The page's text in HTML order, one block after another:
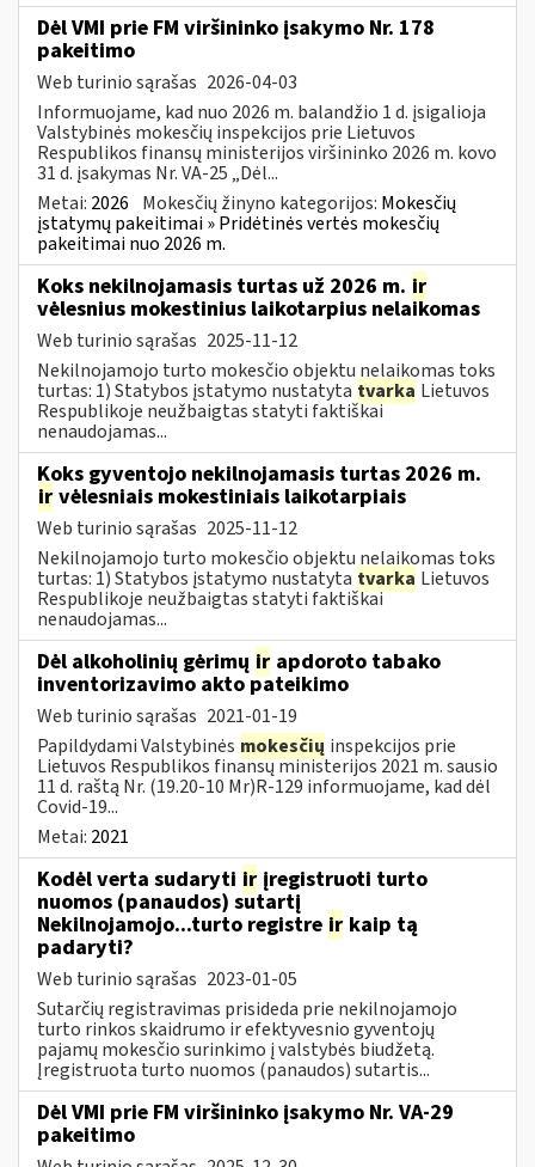
Dėl VMI prie FM viršininko įsakymo Nr. 178
pakeitimo
Web turinio sąrašas 2026-04-03
Informuojame, kad nuo 2026 m. balandžio 1 d. įsigalioja
Valstybinės mokesčių inspekcijos prie Lietuvos
Respublikos finansų ministerijos viršininko 2026 m. kovo
31 d. įsakymas Nr. VA-25 „Dėl...
Metai: 2026 Mokesčių žinyno kategorijos: Mokesčių
įstatymų pakeitimai » Pridėtinės vertės mokesčių
pakeitimai nuo 2026 m.
Koks nekilnojamasis turtas už 2026 m. ir
vėlesnius mokestinius laikotarpius nelaikomas
Web turinio sąrašas 2025-11-12
Nekilnojamojo turto mokesčio objektu nelaikomas toks
turtas: 1) Statybos įstatymo nustatyta tvarka Lietuvos
Respublikoje neužbaigtas statyti faktiškai
nenaudojamas...
Koks gyventojo nekilnojamasis turtas 2026 m.
ir vėlesniais mokestiniais laikotarpiais
Web turinio sąrašas 2025-11-12
Nekilnojamojo turto mokesčio objektu nelaikomas toks
turtas: 1) Statybos įstatymo nustatyta tvarka Lietuvos
Respublikoje neužbaigtas statyti faktiškai
nenaudojamas...
Dėl alkoholinių gėrimų ir apdoroto tabako
inventorizavimo akto pateikimo
Web turinio sąrašas 2021-01-19
Papildydami Valstybinės mokesčių inspekcijos prie
Lietuvos Respublikos finansų ministerijos 2021 m. sausio
11 d. raštą Nr. (19.20-10 Mr)R-129 informuojame, kad dėl
Covid-19...
Metai: 2021
Kodėl verta sudaryti ir įregistruoti turto
nuomos (panaudos) sutartį
Nekilnojamojo...turto registre ir kaip tą
padaryti?
Web turinio sąrašas 2023-01-05
Sutarčių registravimas prisideda prie nekilnojamojo
turto rinkos skaidrumo ir efektyvesnio gyventojų
pajamų mokesčio surinkimo į valstybės biudžetą.
Įregistruota turto nuomos (panaudos) sutartis...
Dėl VMI prie FM viršininko įsakymo Nr. VA-29
pakeitimo